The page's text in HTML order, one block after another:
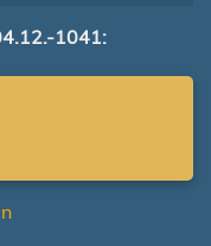
1041: